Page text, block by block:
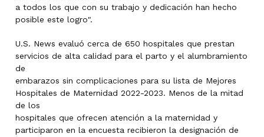
a todos los que con su trabajo y dedicación han hecho
posible este logro".
U.S. News evaluó cerca de 650 hospitales que prestan
servicios de alta calidad para el parto y el alumbramiento
de
embarazos sin complicaciones para su lista de Mejores
Hospitales de Maternidad 2022-2023. Menos de la mitad
de los
hospitales que ofrecen atención a la maternidad y
participaron en la encuesta recibieron la designación de